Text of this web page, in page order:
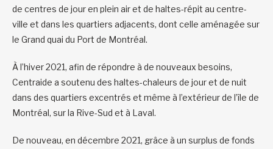
de centres de jour en plein air et de haltes-répit au centre-
ville et dans les quartiers adjacents, dont celle aménagée sur
le Grand quai du Port de Montréal.
À l’hiver 2021, afin de répondre à de nouveaux besoins,
Centraide a soutenu des haltes-chaleurs de jour et de nuit
dans des quartiers excentrés et même à l’extérieur de l’île de
Montréal, sur la Rive-Sud et à Laval.
De nouveau, en décembre 2021, grâce à un surplus de fonds